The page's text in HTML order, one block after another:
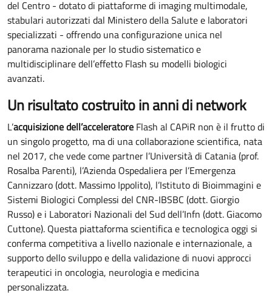
del Centro - dotato di piattaforme di imaging multimodale,
stabulari autorizzati dal Ministero della Salute e laboratori
specializzati - offrendo una configurazione unica nel
panorama nazionale per lo studio sistematico e
multidisciplinare dell’effetto Flash su modelli biologici
avanzati.
Un risultato costruito in anni di network
L’acquisizione dell’acceleratore Flash al CAPiR non è il frutto di
un singolo progetto, ma di una collaborazione scientifica, nata
nel 2017, che vede come partner l’Università di Catania (prof.
Rosalba Parenti), l’Azienda Ospedaliera per l’Emergenza
Cannizzaro (dott. Massimo Ippolito), l’Istituto di Bioimmagini e
Sistemi Biologici Complessi del CNR-IBSBC (dott. Giorgio
Russo) e i Laboratori Nazionali del Sud dell’Infn (dott. Giacomo
Cuttone). Questa piattaforma scientifica e tecnologica oggi si
conferma competitiva a livello nazionale e internazionale, a
supporto dello sviluppo e della validazione di nuovi approcci
terapeutici in oncologia, neurologia e medicina
personalizzata.